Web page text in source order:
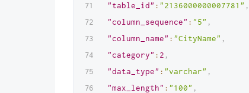
"table_id" : "2136000000007781" ,
"column_sequence" : "5" ,
"column_name" : "CityName" ,
"category" : 2 ,
"data_type" : "varchar" ,
"max_length" : "100" ,